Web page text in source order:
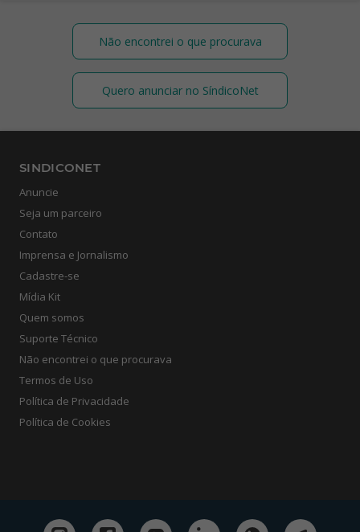
Não encontrei o que procurava
Quero anunciar no SíndicoNet
SINDICONET
Anuncie
Seja um parceiro
Contato
Imprensa e Jornalismo
Cadastre-se
Mídia Kit
Quem somos
Suporte Técnico
Não encontrei o que procurava
Termos de Uso
Política de Privacidade
Política de Cookies